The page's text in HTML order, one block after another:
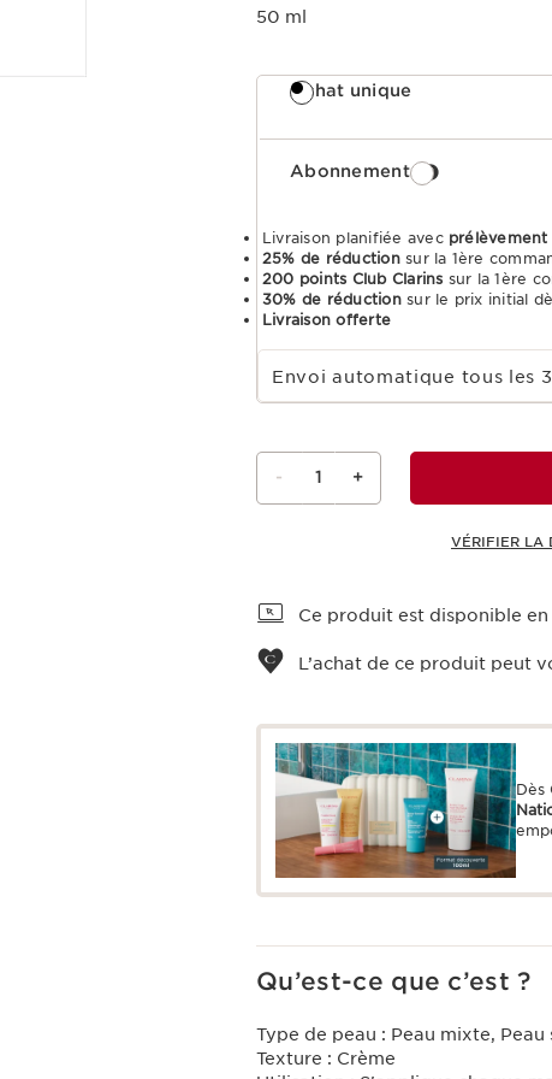
50 ml
Achat unique
Abonnement
Livraison planifiée avec
25% de réductionsur la 1ère
200 points Club Clarins sur la 1ère
30% de réductionsur le prix initial
Livraison offerte
Sélectionnez la durée de l'abonnement
Envoi automatique tous les
- 1 +
VÉRIFIER LA
Ce produit est disponible
L’achat de ce produit peut
Dès
Qu’est-ce que c’est ?
Type de peau : Peau mixte, Peau
Texture : Crème